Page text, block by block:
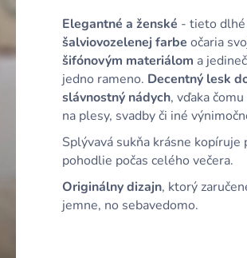
Elegantné a ženské - tieto
šalviovozelenej farbe očaria
šifónovým materiálom a
jedno rameno. Decentný lesk
slávnostný nádych, vďaka
na plesy, svadby či iné
Splývavá sukňa krásne kopíruje
pohodlie počas celého večera.
Originálny dizajn, ktorý
jemne, no sebavedomo.
KRÁTKE SVETLORUŽOVÉ VOLÁNOVÉ
ŠATY S DRAPOVANÝM VÝSTRIHOM